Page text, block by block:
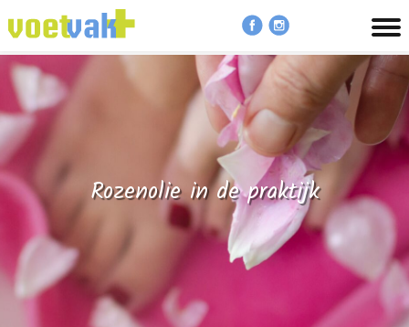
Rozenolie in de praktijk